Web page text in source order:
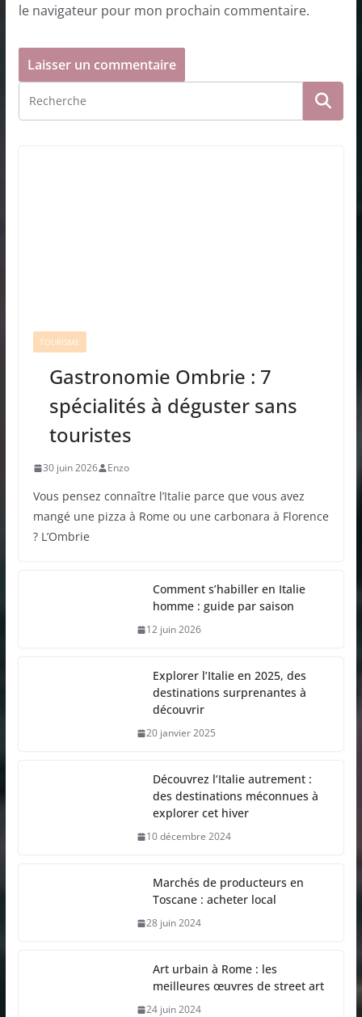
le navigateur pour mon prochain commentaire.
TOURISME
Gastronomie Ombrie : 7
spécialités à déguster sans
touristes
30 juin 2026 Enzo
Vous pensez connaître l’Italie parce que vous avez
mangé une pizza à Rome ou une carbonara à Florence
? L’Ombrie
Comment s’habiller en Italie
homme : guide par saison
12 juin 2026
Explorer l’Italie en 2025, des
destinations surprenantes à
découvrir
20 janvier 2025
Découvrez l’Italie autrement :
des destinations méconnues à
explorer cet hiver
10 décembre 2024
Marchés de producteurs en
Toscane : acheter local
28 juin 2024
Art urbain à Rome : les
meilleures œuvres de street art
24 juin 2024